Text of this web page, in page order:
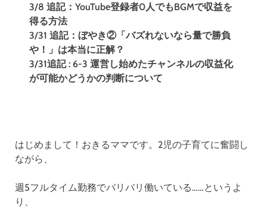
3/8 追記：YouTube登録者0人でもBGMで収益を
得る方法
3/31 追記：ぼやき②「バズれないなら量で勝負
や！」は本当に正解？
3/31追記 : 6-3 運営し始めたチャンネルの収益化
が可能かどうかの判断について
はじめまして！おきるママです。2児の子育てに奮闘し
ながら、
週5フルタイム勤務でバリバリ働いている……というよ
り、